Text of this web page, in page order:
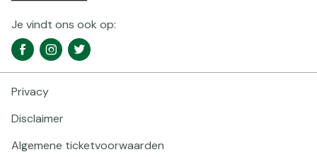
Je vindt ons ook op:
Social
media
navigatie
FacebookInstagramTwitter
Footer
Privacy
Disclaimer
Algemene ticketvoorwaarden